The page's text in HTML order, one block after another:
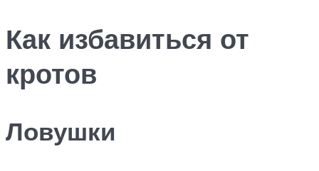
Как избавиться от
кротов
Ловушки